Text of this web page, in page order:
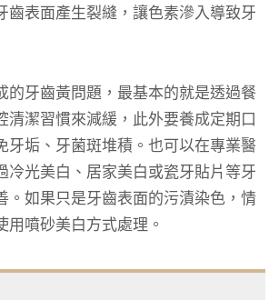
齒表面產生裂縫，讓色素滲入導致牙
的牙齒黃問題，最基本的就是透過餐
清潔習慣來減緩，此外要養成定期口
牙垢、牙菌斑堆積。也可以在專業醫
冷光美白、居家美白或瓷牙貼片等牙
。如果只是牙齒表面的污漬染色，情
用噴砂美白方式處理。